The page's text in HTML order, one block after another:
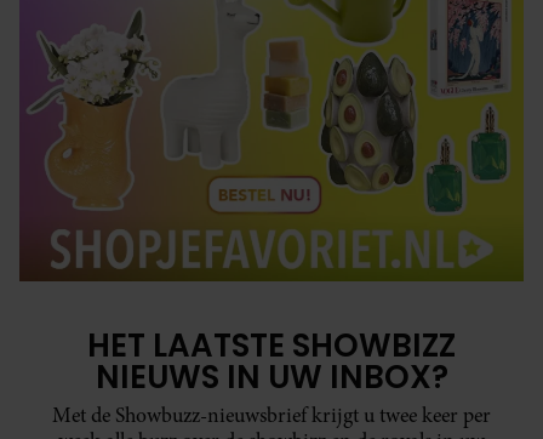
HET LAATSTE SHOWBIZZ
NIEUWS IN UW INBOX?
Met de Showbuzz-nieuwsbrief krijgt u twee keer per